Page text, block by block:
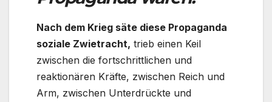
Nach dem Krieg säte diese Propaganda
soziale Zwietracht, trieb einen Keil
zwischen die fortschrittlichen und
reaktionären Kräfte, zwischen Reich und
Arm, zwischen Unterdrückte und